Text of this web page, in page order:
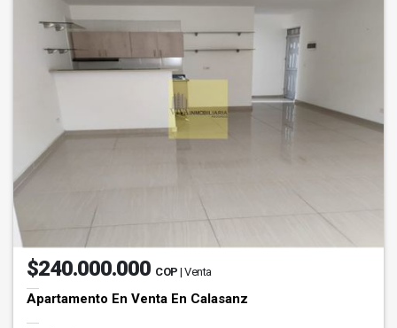
$240.000.000 COP | Venta
Apartamento En Venta En Calasanz